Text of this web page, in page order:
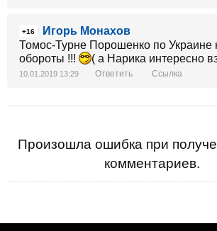
+16
Игорь Монахов
Томос-Турне Порошенко по Украине
обороты !!!
( а Нарика интересно
10.01.2019 13:29 Ответить Ссылка
Произошла ошибка при
комментариев.